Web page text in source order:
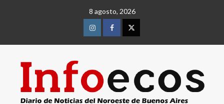
8 agosto, 2026
InstagramFacebookTwitter